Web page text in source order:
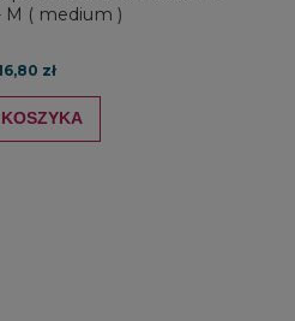
M ( medium )
zł